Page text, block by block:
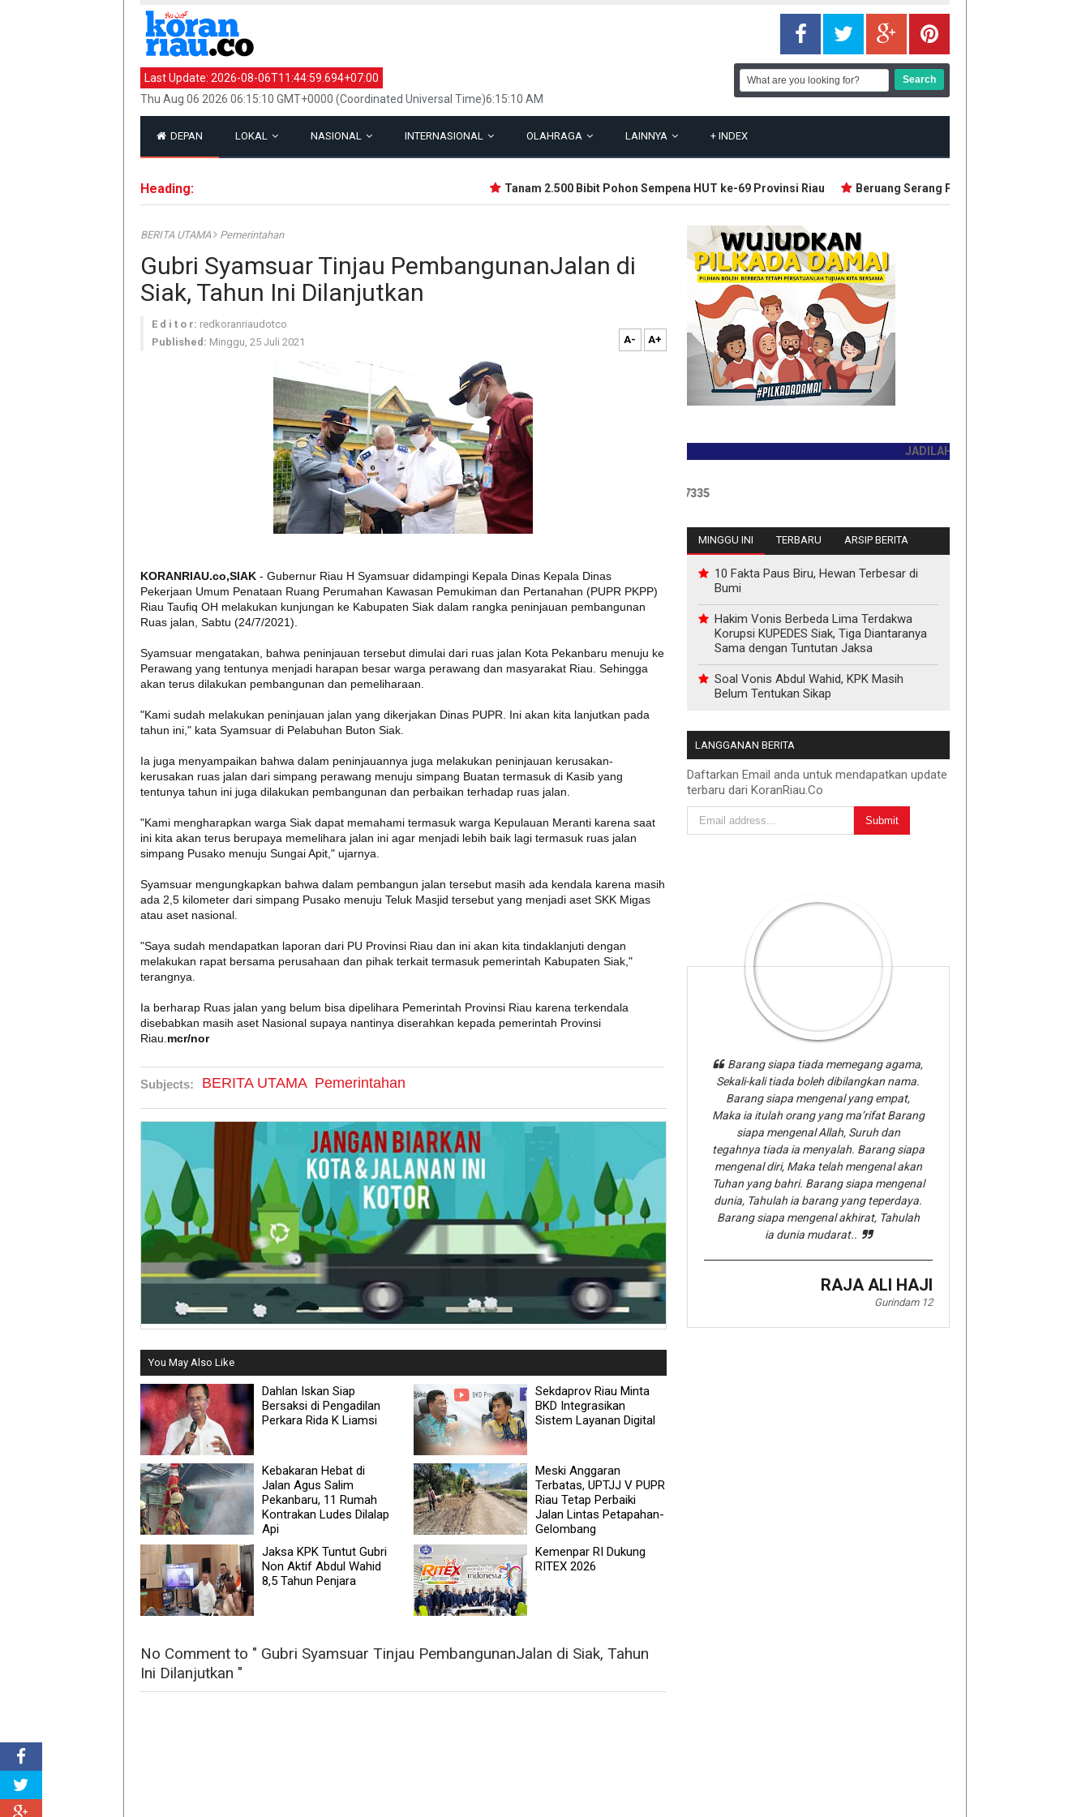
Last Update: 2026-08-06T11:44:59.694+07:00
Thu Aug 06 2026 06:15:10 GMT+0000 (Coordinated Universal Time)6:15:10 AM
DEPAN LOKAL NASIONAL INTERNASIONAL OLAHRAGA LAINNYA + INDEX
Heading: Tanam 2.500 Bibit Pohon Sempena HUT ke-69 Provinsi Riau Beruang Serang Petani Karet di Pelalawan
BERITA UTAMA Pemerintahan
Gubri Syamsuar Tinjau PembangunanJalan di
Siak, Tahun Ini Dilanjutkan
E d i t o r: redkoranriaudotco
Published: Minggu, 25 Juli 2021 A- A+
KORANRIAU.co,SIAK - Gubernur Riau H Syamsuar didampingi Kepala Dinas Kepala Dinas
Pekerjaan Umum Penataan Ruang Perumahan Kawasan Pemukiman dan Pertanahan (PUPR PKPP)
Riau Taufiq OH melakukan kunjungan ke Kabupaten Siak dalam rangka peninjauan pembangunan
Ruas jalan, Sabtu (24/7/2021).
Syamsuar mengatakan, bahwa peninjauan tersebut dimulai dari ruas jalan Kota Pekanbaru menuju ke
Perawang yang tentunya menjadi harapan besar warga perawang dan masyarakat Riau. Sehingga
akan terus dilakukan pembangunan dan pemeliharaan.
"Kami sudah melakukan peninjauan jalan yang dikerjakan Dinas PUPR. Ini akan kita lanjutkan pada
tahun ini," kata Syamsuar di Pelabuhan Buton Siak.
Ia juga menyampaikan bahwa dalam peninjauannya juga melakukan peninjauan kerusakan-
kerusakan ruas jalan dari simpang perawang menuju simpang Buatan termasuk di Kasib yang
tentunya tahun ini juga dilakukan pembangunan dan perbaikan terhadap ruas jalan.
"Kami mengharapkan warga Siak dapat memahami termasuk warga Kepulauan Meranti karena saat
ini kita akan terus berupaya memelihara jalan ini agar menjadi lebih baik lagi termasuk ruas jalan
simpang Pusako menuju Sungai Apit," ujarnya.
Syamsuar mengungkapkan bahwa dalam pembangun jalan tersebut masih ada kendala karena masih
ada 2,5 kilometer dari simpang Pusako menuju Teluk Masjid tersebut yang menjadi aset SKK Migas
atau aset nasional.
"Saya sudah mendapatkan laporan dari PU Provinsi Riau dan ini akan kita tindaklanjuti dengan
melakukan rapat bersama perusahaan dan pihak terkait termasuk pemerintah Kabupaten Siak,"
terangnya.
Ia berharap Ruas jalan yang belum bisa dipelihara Pemerintah Provinsi Riau karena terkendala
disebabkan masih aset Nasional supaya nantinya diserahkan kepada pemerintah Provinsi
Riau. mcr/nor
Subjects: BERITA UTAMA Pemerintahan
You May Also Like
Dahlan Iskan Siap
Bersaksi di Pengadilan
Perkara Rida K Liamsi
Sekdaprov Riau Minta
BKD Integrasikan
Sistem Layanan Digital
Kebakaran Hebat di
Jalan Agus Salim
Pekanbaru, 11 Rumah
Kontrakan Ludes Dilalap
Api
Meski Anggaran
Terbatas, UPTJJ V PUPR
Riau Tetap Perbaiki
Jalan Lintas Petapahan-
Gelombang
Jaksa KPK Tuntut Gubri
Non Aktif Abdul Wahid
8,5 Tahun Penjara
Kemenpar RI Dukung
RITEX 2026
No Comment to " Gubri Syamsuar Tinjau PembangunanJalan di Siak, Tahun
Ini Dilanjutkan "
JADILAH PEMBACA PERTAMA HARI INI
MINGGU INI TERBARU ARSIP BERITA
10 Fakta Paus Biru, Hewan Terbesar di
Bumi
Hakim Vonis Berbeda Lima Terdakwa
Korupsi KUPEDES Siak, Tiga Diantaranya
Sama dengan Tuntutan Jaksa
Soal Vonis Abdul Wahid, KPK Masih
Belum Tentukan Sikap
LANGGANAN BERITA
Daftarkan Email anda untuk mendapatkan update
terbaru dari KoranRiau.Co
Barang siapa tiada memegang agama,
Sekali-kali tiada boleh dibilangkan nama.
Barang siapa mengenal yang empat,
Maka ia itulah orang yang ma’rifat Barang
siapa mengenal Allah, Suruh dan
tegahnya tiada ia menyalah. Barang siapa
mengenal diri, Maka telah mengenal akan
Tuhan yang bahri. Barang siapa mengenal
dunia, Tahulah ia barang yang teperdaya.
Barang siapa mengenal akhirat, Tahulah
ia dunia mudarat..
RAJA ALI HAJI
Gurindam 12